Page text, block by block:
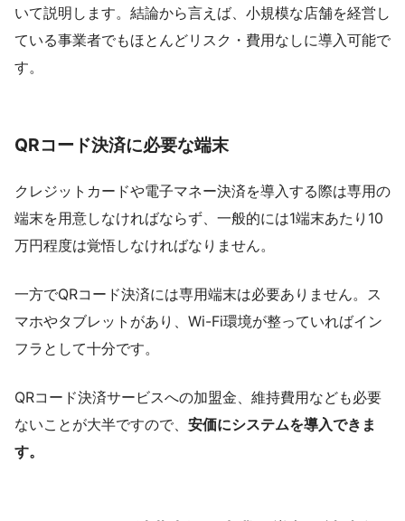
いて説明します。結論から言えば、小規模な店舗を経営し
ている事業者でもほとんどリスク・費用なしに導入可能で
す。
QRコード決済に必要な端末
クレジットカードや電子マネー決済を導入する際は専用の
端末を用意しなければならず、一般的には1端末あたり10
万円程度は覚悟しなければなりません。
一方でQRコード決済には専用端末は必要ありません。ス
マホやタブレットがあり、Wi-Fi環境が整っていればイン
フラとして十分です。
QRコード決済サービスへの加盟金、維持費用なども必要
ないことが大半ですので、 安価にシステムを導入できま
す。